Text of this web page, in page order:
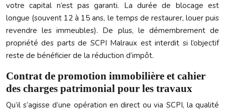
votre capital n’est pas garanti. La durée de blocage est
longue (souvent 12 à 15 ans, le temps de restaurer, louer puis
revendre les immeubles). De plus, le démembrement de
propriété des parts de SCPI Malraux est interdit si l’objectif
reste de bénéficier de la réduction d’impôt.
Contrat de promotion immobilière et cahier
des charges patrimonial pour les travaux
Qu’il s’agisse d’une opération en direct ou via SCPI, la qualité